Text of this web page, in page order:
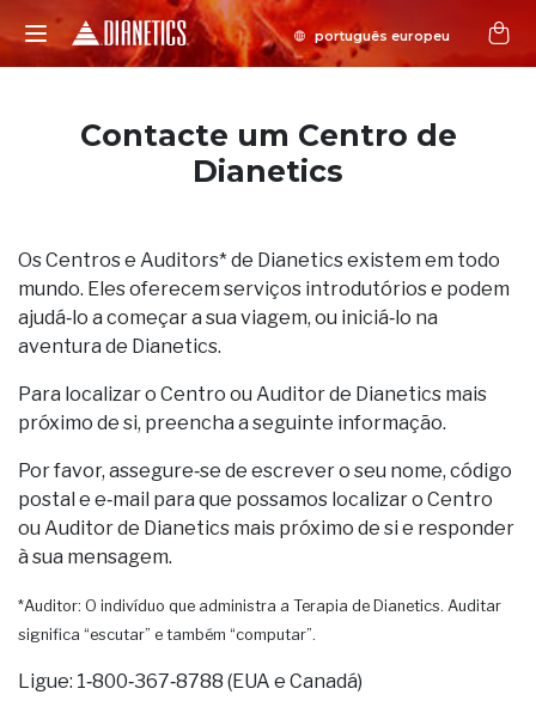
Contacte um Centro de
Dianetics
Os Centros e Auditors* de Dianetics existem em todo
mundo. Eles oferecem serviços introdutórios e podem
ajudá‑lo a começar a sua viagem, ou iniciá‑lo na
aventura de Dianetics.
Para localizar o Centro ou Auditor de Dianetics mais
próximo de si, preencha a seguinte informação.
Por favor, assegure‑se de escrever o seu nome, código
postal e e‑mail para que possamos localizar o Centro
ou Auditor de Dianetics mais próximo de si e responder
à sua mensagem.
*Auditor: O indivíduo que administra a Terapia de Dianetics. Auditar
significa “escutar” e também “computar”.
Ligue: 1‑800‑367‑8788 (EUA e Canadá)